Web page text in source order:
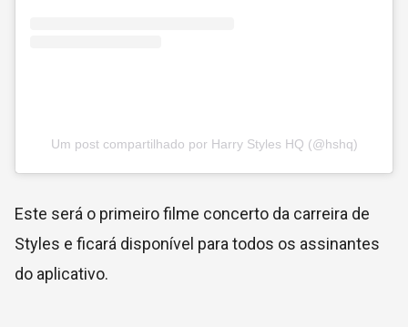
Um post compartilhado por Harry Styles HQ (@hshq)
Este será o primeiro filme concerto da carreira de
Styles e ficará disponível para todos os assinantes
do aplicativo.